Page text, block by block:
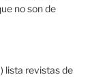
no son de
lista revistas de